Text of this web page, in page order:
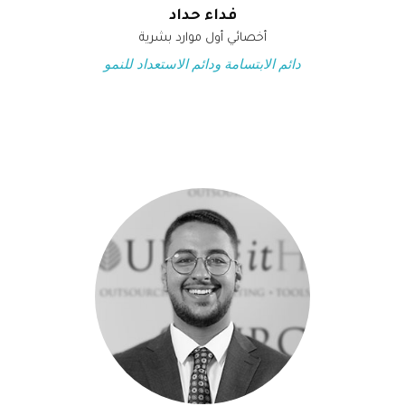
فداء حداد
أخصائي أول موارد بشرية
دائم الابتسامة ودائم الاستعداد للنمو